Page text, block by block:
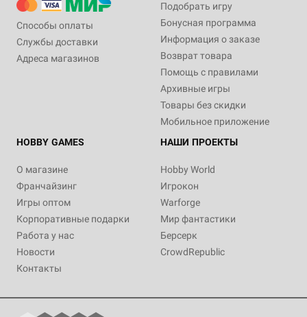
Способы оплаты
Службы доставки
Адреса магазинов
Подобрать игру
Бонусная программа
Информация о заказе
Возврат товара
Помощь с правилами
Архивные игры
Товары без скидки
Мобильное приложение
HOBBY GAMES
О магазине
Франчайзинг
Игры оптом
Корпоративные подарки
Работа у нас
Новости
Контакты
НАШИ ПРОЕКТЫ
Hobby World
Игрокон
Warforge
Мир фантастики
Берсерк
CrowdRepublic